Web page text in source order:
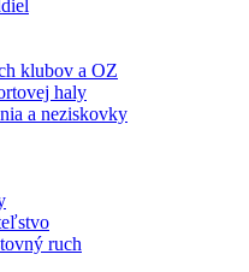
klubov a OZ
haly
a neziskovky
ruch